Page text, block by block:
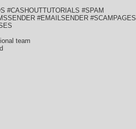
#CASHOUTTUTORIALS #SPAM
#EMAILSENDER #SCAMPAGES
team